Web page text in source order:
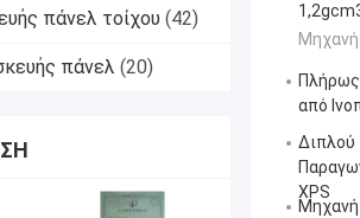
πάνελ τοίχου (42)
πάνελ (20)
από
Διπλού
XPS